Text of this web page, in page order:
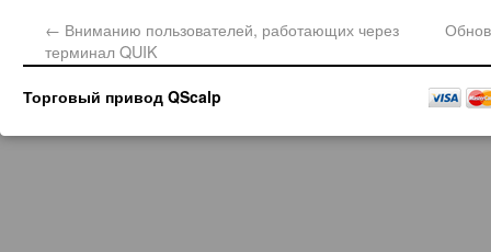
← Вниманию пользователей, работающих через
терминал QUIK
Торговый привод QScalp